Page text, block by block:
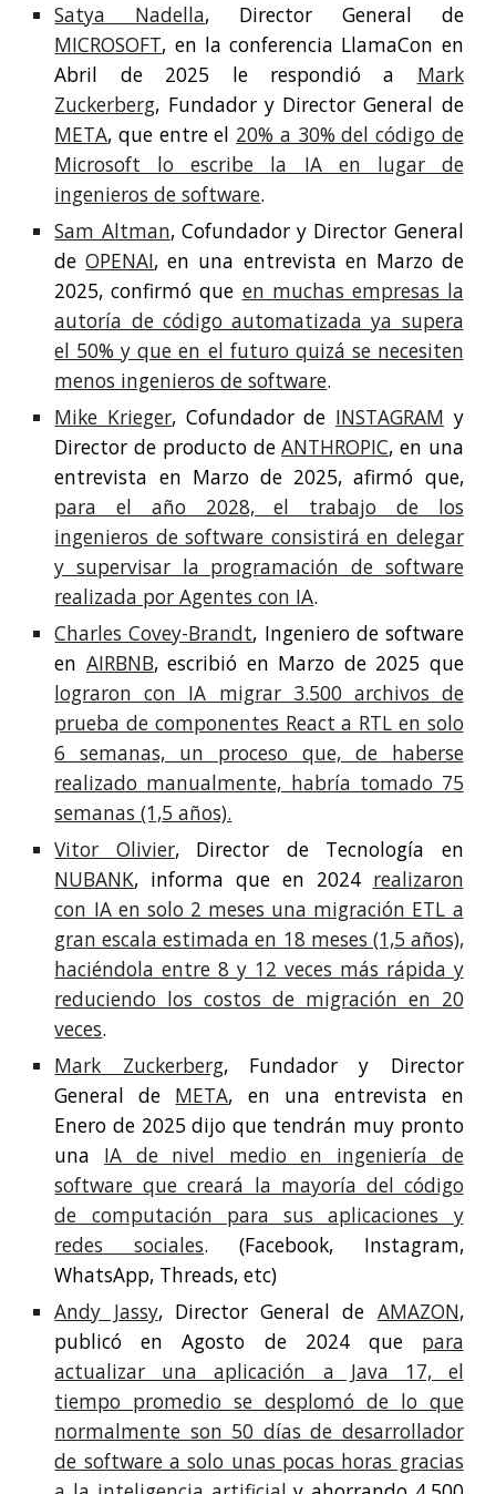
Satya Nadella, Director General de
MICROSOFT, en la conferencia LlamaCon en
Abril de 2025 le respondió a Mark
Zuckerberg, Fundador y Director General de
META, que entre el 20% a 30% del código de
Microsoft lo escribe la IA en lugar de
ingenieros de software.
Sam Altman, Cofundador y Director General
deOPENAI, en una entrevista en Marzo de
2025, confirmó que en muchas empresas la
autoría de código automatizada ya supera
el 50% y que en el futuro quizá se necesiten
menos ingenieros de software.
Mike Krieger, Cofundador de INSTAGRAM y
Director de producto deANTHROPIC, en una
entrevista en Marzo de 2025, afirmó que,
para el año 2028, el trabajo de los
ingenieros de software consistirá en delegar
y supervisar la programación de software
realizada por Agentes con IA.
Charles Covey-Brandt, Ingeniero de software
en AIRBNB, escribió en Marzo de 2025 que
lograron con IA migrar 3.500 archivos de
prueba de componentes React a RTL en solo
6 semanas, un proceso que, de haberse
realizado manualmente, habría tomado 75
semanas (1,5 años).
Vitor Olivier, Director de Tecnología en
NUBANK, informa que en 2024 realizaron
con IA en solo 2 meses una migración ETL a
gran escala estimada en 18 meses (1,5 años),
haciéndola entre 8 y 12 veces más rápida y
reduciendo los costos de migración en 20
veces.
Mark Zuckerberg, Fundador y Director
General de META, en una entrevista en
Enero de 2025 dijo que tendrán muy pronto
una IA de nivel medio en ingeniería de
software que creará la mayoría del código
de computación para sus aplicaciones y
redes sociales. (Facebook, Instagram,
WhatsApp, Threads, etc)
Andy Jassy, Director General de AMAZON,
publicó en Agosto de 2024 que para
actualizar una aplicación a Java 17, el
tiempo promedio se desplomó de lo que
normalmente son 50 días de desarrollador
de software a solo unas pocas horas gracias